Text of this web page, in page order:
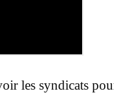
les syndicats